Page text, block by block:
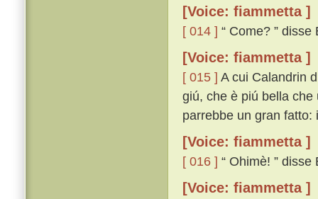
[Voice: fiammetta ]
[ 014 ] “ Come? ” disse
[Voice: fiammetta ]
[ 015 ] A cui Calandrin
giú, che è piú bella
parrebbe un gran fatto:
[Voice: fiammetta ]
[ 016 ] “ Ohimè! ”
[Voice: fiammetta ]